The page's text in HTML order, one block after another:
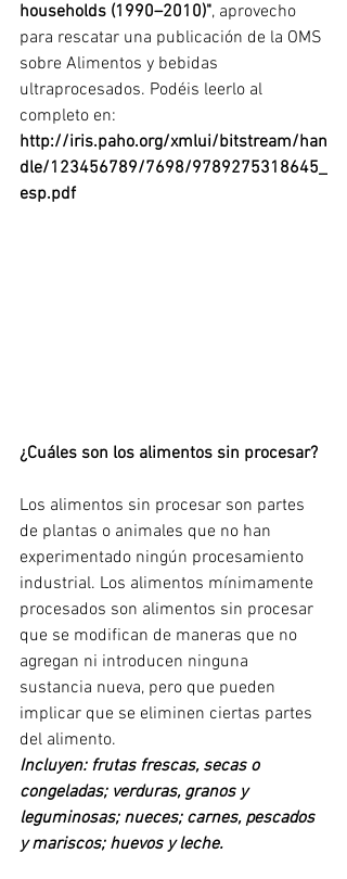
households (1990–2010)", aprovecho
para rescatar una publicación de la OMS
sobre Alimentos y bebidas
ultraprocesados. Podéis leerlo al
completo en:
http://iris.paho.org/xmlui/bitstream/han
dle/123456789/7698/9789275318645_
esp.pdf
¿Cuáles son los alimentos sin procesar?
Los alimentos sin procesar son partes
de plantas o animales que no han
experimentado ningún procesamiento
industrial. Los alimentos mínimamente
procesados son alimentos sin procesar
que se modifican de maneras que no
agregan ni introducen ninguna
sustancia nueva, pero que pueden
implicar que se eliminen ciertas partes
del alimento.
Incluyen: frutas frescas, secas o
congeladas; verduras, granos y
leguminosas; nueces; carnes, pescados
y mariscos; huevos y leche.